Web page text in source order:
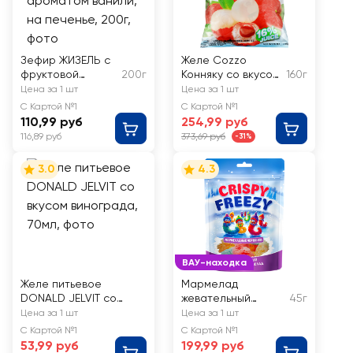
Зефир ЖИЗЕЛЬ с
фруктовой
начинкой с
ароматом
ванили, на
печенье
200г
Цена за 1 шт
С Картой №1
110,99 руб
116,89 руб
Желе Cozzo
Конняку со вкусом
личи
160г
Цена за 1 шт
С Картой №1
254,99 руб
373,69 руб -31%
3.0
Желе питьевое
DONALD JELVIT со
вкусом винограда,
70мл
Цена за 1 шт
С Картой №1
53,99 руб
ВАУ-находка
4.3
Мармелад
жевательный
FRESHBOX Crispy
Freezy червячки,
сублимированный
45г
Цена за 1 шт
С Картой №1
199,99 руб